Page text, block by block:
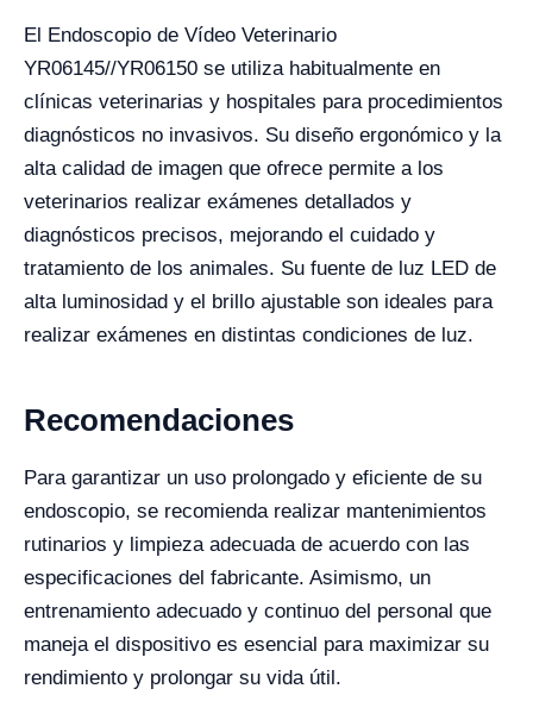
El Endoscopio de Vídeo Veterinario
YR06145//YR06150 se utiliza habitualmente en
clínicas veterinarias y hospitales para procedimientos
diagnósticos no invasivos. Su diseño ergonómico y la
alta calidad de imagen que ofrece permite a los
veterinarios realizar exámenes detallados y
diagnósticos precisos, mejorando el cuidado y
tratamiento de los animales. Su fuente de luz LED de
alta luminosidad y el brillo ajustable son ideales para
realizar exámenes en distintas condiciones de luz.
Recomendaciones
Para garantizar un uso prolongado y eficiente de su
endoscopio, se recomienda realizar mantenimientos
rutinarios y limpieza adecuada de acuerdo con las
especificaciones del fabricante. Asimismo, un
entrenamiento adecuado y continuo del personal que
maneja el dispositivo es esencial para maximizar su
rendimiento y prolongar su vida útil.